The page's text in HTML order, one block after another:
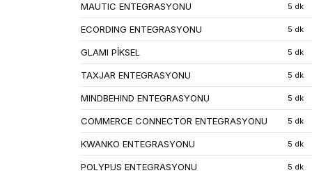
MAUTIC ENTEGRASYONU 5 dk
ECORDING ENTEGRASYONU 5 dk
GLAMI PİKSEL 5 dk
TAXJAR ENTEGRASYONU 5 dk
MINDBEHIND ENTEGRASYONU 5 dk
COMMERCE CONNECTOR ENTEGRASYONU 5 dk
KWANKO ENTEGRASYONU 5 dk
POLYPUS ENTEGRASYONU 5 dk